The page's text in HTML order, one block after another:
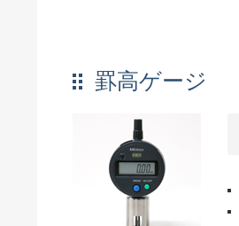
罫高ゲージ